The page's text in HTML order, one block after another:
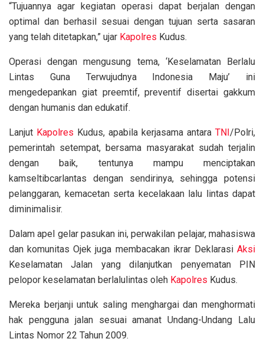
“Tujuannya agar kegiatan operasi dapat berjalan dengan
optimal dan berhasil sesuai dengan tujuan serta sasaran
yang telah ditetapkan,” ujar Kapolres Kudus.
Operasi dengan mengusung tema, ‘Keselamatan Berlalu
Lintas Guna Terwujudnya Indonesia Maju’ ini
mengedepankan giat preemtif, preventif disertai gakkum
dengan humanis dan edukatif.
Lanjut Kapolres Kudus, apabila kerjasama antara TNI /Polri,
pemerintah setempat, bersama masyarakat sudah terjalin
dengan baik, tentunya mampu menciptakan
kamseltibcarlantas dengan sendirinya, sehingga potensi
pelanggaran, kemacetan serta kecelakaan lalu lintas dapat
diminimalisir.
Dalam apel gelar pasukan ini, perwakilan pelajar, mahasiswa
dan komunitas Ojek juga membacakan ikrar Deklarasi Aksi
Keselamatan Jalan yang dilanjutkan penyematan PIN
pelopor keselamatan berlalulintas oleh Kapolres Kudus.
Mereka berjanji untuk saling menghargai dan menghormati
hak pengguna jalan sesuai amanat Undang-Undang Lalu
Lintas Nomor 22 Tahun 2009.